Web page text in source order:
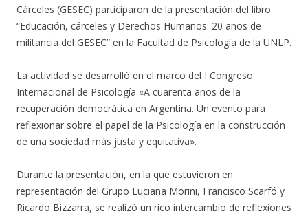
Cárceles (GESEC) participaron de la presentación del libro
“Educación, cárceles y Derechos Humanos: 20 años de
militancia del GESEC” en la Facultad de Psicología de la UNLP.
La actividad se desarrolló en el marco del I Congreso
Internacional de Psicología «A cuarenta años de la
recuperación democrática en Argentina. Un evento para
reflexionar sobre el papel de la Psicología en la construcción
de una sociedad más justa y equitativa».
Durante la presentación, en la que estuvieron en
representación del Grupo Luciana Morini, Francisco Scarfó y
Ricardo Bizzarra, se realizó un rico intercambio de reflexiones